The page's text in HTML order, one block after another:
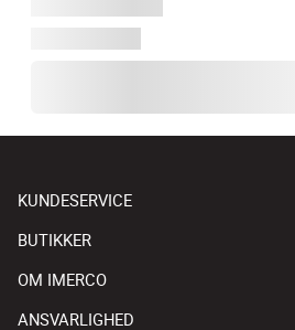
KUNDESERVICE
BUTIKKER
OM IMERCO
ANSVARLIGHED